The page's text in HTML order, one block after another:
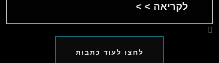
לקריאה > >
לחצו לעוד כתבות